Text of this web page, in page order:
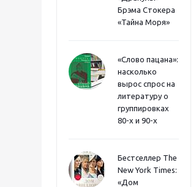
Брэма Стокера
«Тайна Моря»
«Слово пацана»:
насколько
вырос спрос на
литературу о
группировках
80-х и 90-х
Бестселлер The
New York Times:
«Дом